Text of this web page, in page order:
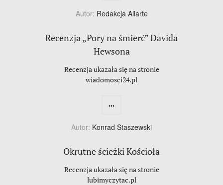
Autor: Redakcja Allarte
Recenzja „Pory na śmierć” Davida
Hewsona
Recenzja ukazała się na stronie
wiadomosci24.pl
...
Autor: Konrad Staszewski
Okrutne ścieżki Kościoła
Recenzja ukazała się na stronie
lubimyczytac.pl